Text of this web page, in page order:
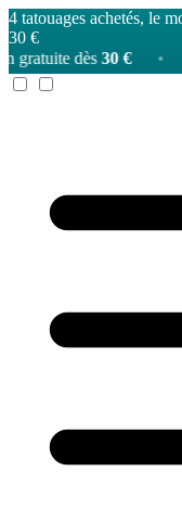
4 tatouages achetés, le
30 €
dès30 € • 4